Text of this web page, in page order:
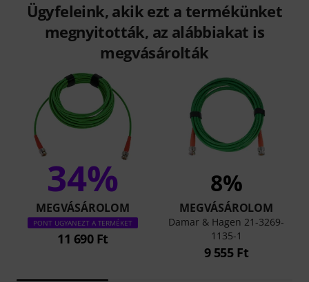
Ügyfeleink, akik ezt a termékünket
megnyitották, az alábbiakat is
megvásárolták
34%
MEGVÁSÁROLOM
PONT UGYANEZT A TERMÉKET
11 690 Ft
8%
MEGVÁSÁROLOM
Damar & Hagen 21-3269-
1135-1
9 555 Ft